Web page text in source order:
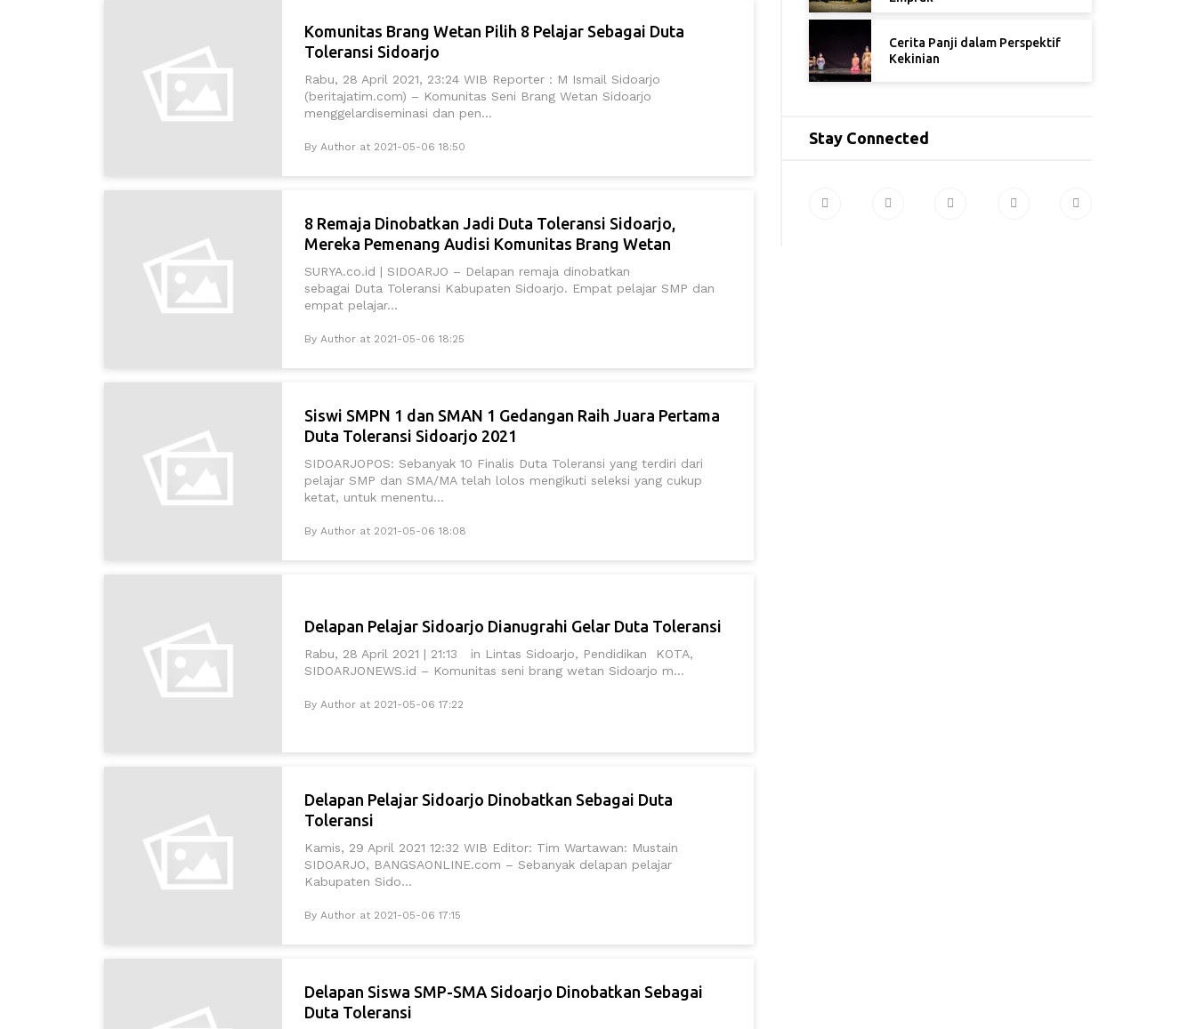
Komunitas Brang Wetan Pilih 8 Pelajar Sebagai Duta
Toleransi Sidoarjo
Rabu, 28 April 2021, 23:24 WIB Reporter : M Ismail Sidoarjo
(beritajatim.com) – Komunitas Seni Brang Wetan Sidoarjo
menggelardiseminasi dan pen...
By Author at 2021-05-06 18:50
8 Remaja Dinobatkan Jadi Duta Toleransi Sidoarjo,
Mereka Pemenang Audisi Komunitas Brang Wetan
SURYA.co.id | SIDOARJO – Delapan remaja dinobatkan
sebagai Duta Toleransi Kabupaten Sidoarjo. Empat pelajar SMP dan
empat pelajar...
By Author at 2021-05-06 18:25
Siswi SMPN 1 dan SMAN 1 Gedangan Raih Juara Pertama
Duta Toleransi Sidoarjo 2021
SIDOARJOPOS: Sebanyak 10 Finalis Duta Toleransi yang terdiri dari
pelajar SMP dan SMA/MA telah lolos mengikuti seleksi yang cukup
ketat, untuk menentu...
By Author at 2021-05-06 18:08
Delapan Pelajar Sidoarjo Dianugrahi Gelar Duta Toleransi
Rabu, 28 April 2021 | 21:13 in Lintas Sidoarjo, Pendidikan KOTA,
SIDOARJONEWS.id – Komunitas seni brang wetan Sidoarjo m...
By Author at 2021-05-06 17:22
Delapan Pelajar Sidoarjo Dinobatkan Sebagai Duta
Toleransi
Kamis, 29 April 2021 12:32 WIB Editor: Tim Wartawan: Mustain
SIDOARJO, BANGSAONLINE.com – Sebanyak delapan pelajar
Kabupaten Sido...
By Author at 2021-05-06 17:15
Delapan Siswa SMP-SMA Sidoarjo Dinobatkan Sebagai
Duta Toleransi
Cerita Panji dalam Perspektif
Kekinian
Stay Connected